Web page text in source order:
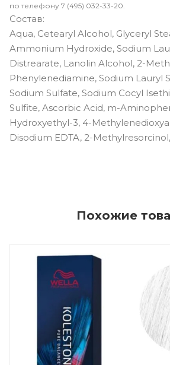
по телефону 7 (495) 032-33-20.
Состав:
Aqua, Cetearyl Alcohol, Glyceryl
Ammonium Hydroxide, Sodium
Distrearate, Lanolin Alcohol, 2-
Phenylenediamine, Sodium Lauryl
Sodium Sulfate, Sodium Cocyl
Sulfite, Ascorbic Acid, m-
Hydroxyethyl-3, 4-
Disodium EDTA, 2-
Похожие